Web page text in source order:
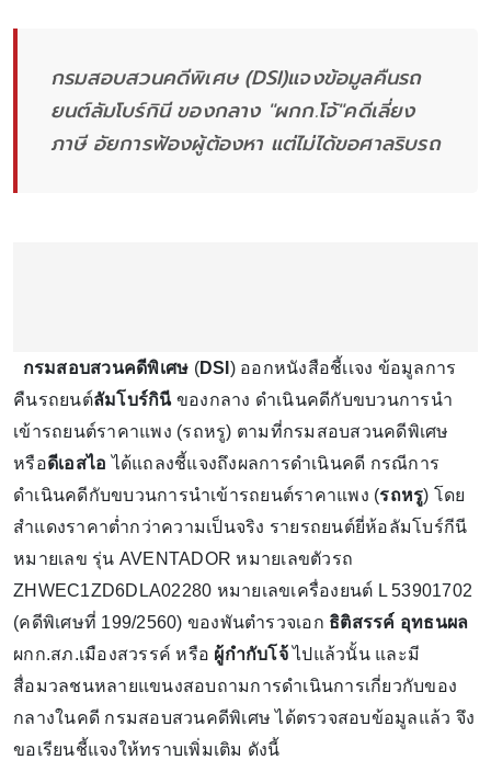
กรมสอบสวนคดีพิเศษ (DSI)แจงข้อมูลคืนรถ
ยนต์ลัมโบร์กินี ของกลาง "ผกก.โจ้"คดีเลี่ยง
ภาษี อัยการฟ้องผู้ต้องหา แต่ไม่ได้ขอศาลริบรถ
กรมสอบสวนคดีพิเศษ (DSI ) ออกหนังสือชี้เเจง ข้อมูลการ
คืนรถยนต์ลัมโบร์กินี ของกลาง ดำเนินคดีกับขบวนการนำ
เข้ารถยนต์ราคาแพง (รถหรู) ตามที่กรมสอบสวนคดีพิเศษ
หรือดีเอสไอได้แถลงชี้แจงถึงผลการดำเนินคดี กรณีการ
ดำเนินคดีกับขบวนการนำเข้ารถยนต์ราคาแพง (รถหรู) โดย
สำแดงราคาต่ำกว่าความเป็นจริง รายรถยนต์ยี่ห้อลัมโบร์กีนี
หมายเลข รุ่น AVENTADOR หมายเลขตัวรถ
ZHWEC1ZD6DLA02280 หมายเลขเครื่องยนต์ L 53901702
(คดีพิเศษที่ 199/2560) ของพันตำรวจเอก ธิติสรรค์ อุทธนผล
ผกก.สภ.เมืองสวรรค์ หรือ ผู้กำกับโจ้ไปแล้วนั้น และมี
สื่อมวลชนหลายแขนงสอบถามการดำเนินการเกี่ยวกับของ
กลางในคดี กรมสอบสวนคดีพิเศษ ได้ตรวจสอบข้อมูลแล้ว จึง
ขอเรียนชี้แจงให้ทราบเพิ่มเติม ดังนี้